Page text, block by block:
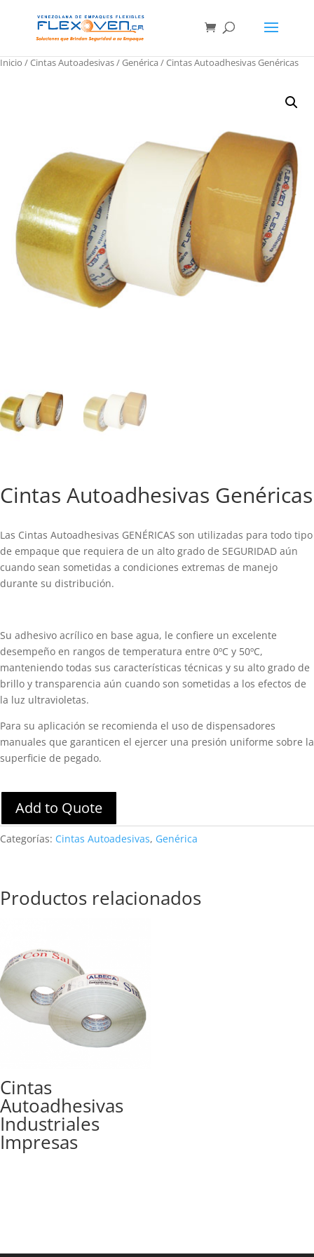
Inicio /Cintas Autoadesivas/Genérica / Cintas Autoadhesivas Genéricas
Cintas Autoadhesivas Genéricas
Las Cintas Autoadhesivas GENÉRICAS son utilizadas para todo tipo
de empaque que requiera de un alto grado de SEGURIDAD aún
cuando sean sometidas a condiciones extremas de manejo
durante su distribución.
Su adhesivo acrílico en base agua, le confiere un excelente
desempeño en rangos de temperatura entre 0ºC y 50ºC,
manteniendo todas sus características técnicas y su alto grado de
brillo y transparencia aún cuando son sometidas a los efectos de
la luz ultravioletas.
Para su aplicación se recomienda el uso de dispensadores
manuales que garanticen el ejercer una presión uniforme sobre la
superficie de pegado.
Add to Quote
Categorías: Cintas Autoadesivas, Genérica
Productos relacionados
Cintas
Autoadhesivas
Industriales
Impresas